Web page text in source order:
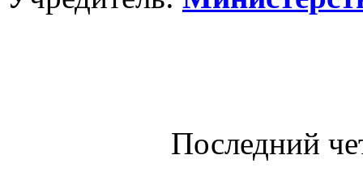
Последний